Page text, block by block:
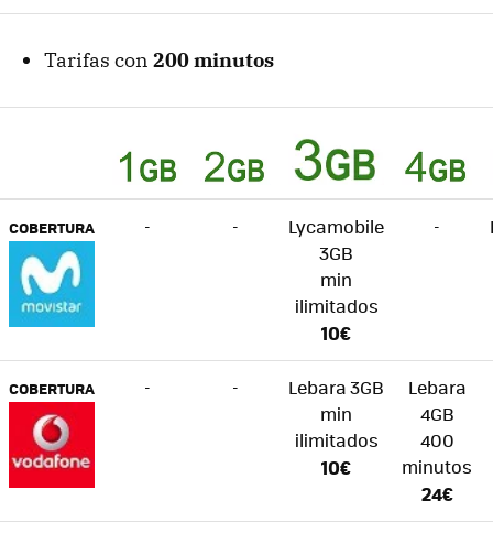
Tarifas con 200 minutos
COBERTURA - -
Lycamobile
3GB
min
ilimitados
10€
-
COBERTURA - -
Lebara 3GB
min
ilimitados
10€
Lebara
4GB
400
minutos
24€